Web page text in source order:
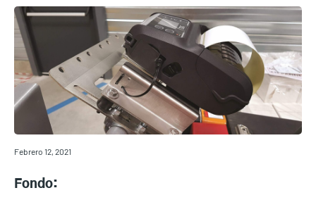
Febrero 12, 2021
Fondo: